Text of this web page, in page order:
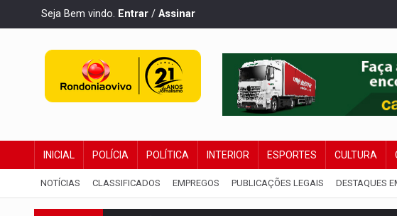
Seja Bem vindo. Entrar / Assinar
INICIAL POLÍCIA POLÍTICA INTERIOR ESPORTES CULTURA
NOTÍCIAS CLASSIFICADOS EMPREGOS PUBLICAÇÕES LEGAIS DESTAQUES
DECISÃO REVISADA:Nunes Marques reduz pena de